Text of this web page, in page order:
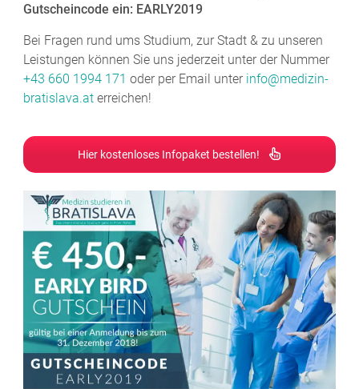
Gutscheincode ein: EARLY2019
Bei Fragen rund ums Studium, zur Stadt & zu unseren
Leistungen können Sie uns jederzeit unter der Nummer
+43 660 1994 171 oder per Email unter info@medizin-
bratislava.aterreichen!
Hier kostenloses Infopaket bestellen!